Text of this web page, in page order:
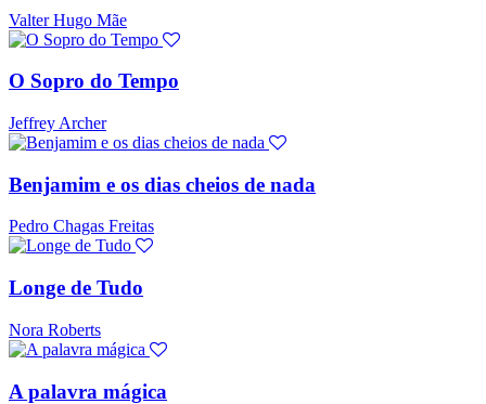
Valter Hugo Mãe
O Sopro do Tempo
Jeffrey Archer
Benjamim e os dias cheios de nada
Pedro Chagas Freitas
Longe de Tudo
Nora Roberts
A palavra mágica